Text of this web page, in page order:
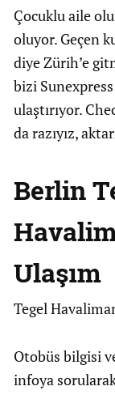
Çocuklu aile
oluyor. Geçen
diye Zürih’e
bizi
ulaştırıyor.
da razıyız,
Berlin
Ulaşım
Tegel
Otobüs bilgisi
infoya